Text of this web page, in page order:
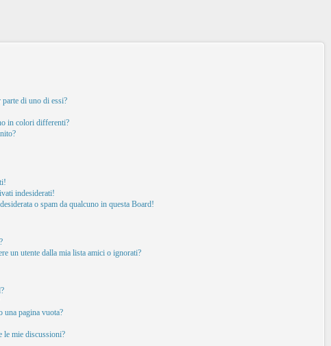
di uno di essi?
in colori differenti?
indesiderati!
o spam da qualcuno in questa Board!
un utente dalla mia lista amici o ignorati?
una pagina vuota?
le mie discussioni?